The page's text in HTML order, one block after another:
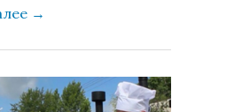
→